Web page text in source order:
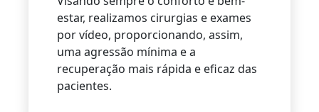
estar, realizamos cirurgias e exames
por vídeo, proporcionando, assim,
uma agressão mínima e a
recuperação mais rápida e eficaz das
pacientes.